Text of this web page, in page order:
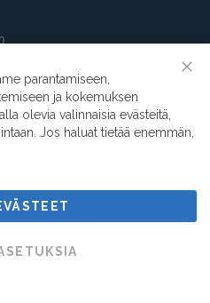
Suodatinmestarit © 2026
parantamiseen,
ja kokemuksen
olevia valinnaisia evästeitä,
Jos haluat tietää enemmän,